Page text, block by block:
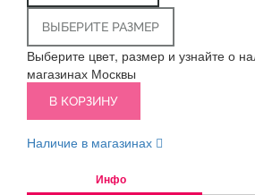
ВЫБЕРИТЕ РАЗМЕР
Выберите цвет, размер и узнайте о
магазинах Москвы
В КОРЗИНУ
Наличие в магазинах
Инфо